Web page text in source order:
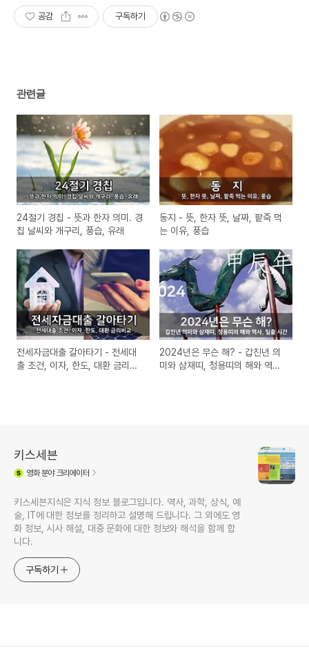
공감 구독하기
관련글
24절기 경칩 - 뜻과 한자 의미. 경
칩 날씨와 개구리, 풍습, 유래
동지 - 뜻, 한자 뜻, 날짜, 팥죽 먹
는 이유, 풍습
전세자금대출 갈아타기 - 전세대
출 조건, 이자, 한도, 대환 금리비
2024년은 무슨 해? - 갑진년 의
미와 삼재띠, 청용띠의 해와 역사,
키스세븐
영화분야 크리에이터
키스세븐지식은 지식 정보 블로그입니다. 역사, 과학, 상식, 예
술, IT에 대한 정보를 정리하고 설명해 드립니다. 그 외에도 영
화 정보, 시사 해설, 대중 문화에 대한 정보와 해석을 함께 합
니다.
구독하기